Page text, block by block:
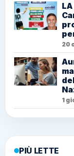
20
1
PIÙ LETTE